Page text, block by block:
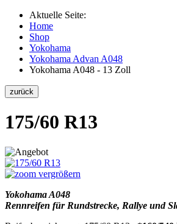
Aktuelle Seite:
Home
Shop
Yokohama
Yokohama Advan A048
Yokohama A048 - 13 Zoll
175/60 R13
vergrößern
Yokohama A048
Rennreifen für Rundstrecke, Rallye und